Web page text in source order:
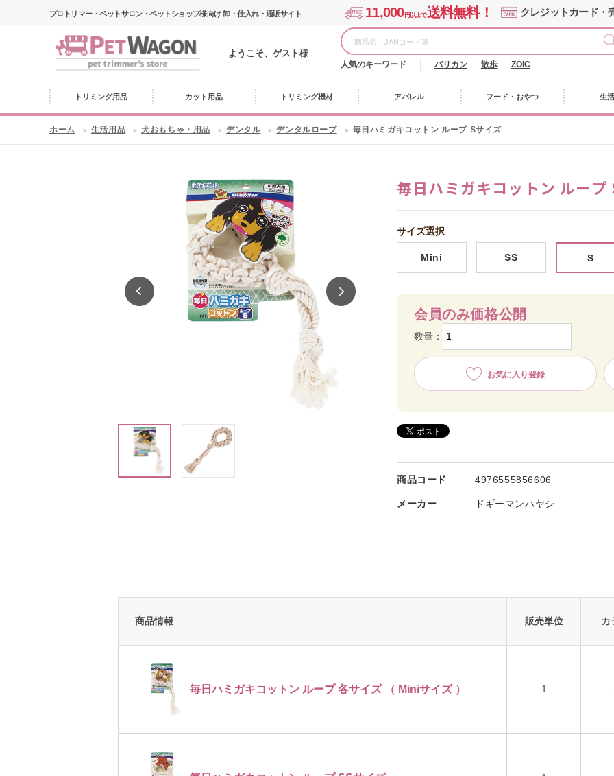
プロトリマー・ペットサロン・ペットショップ様向け 卸・仕入れ・通販サイト 11,000円以上で送料無料！ クレジットカード・
ようこそ、ゲスト様
人気のキーワード バリカン 散歩 ZOIC
トリミング用品 カット用品 トリミング機材 アパレル フード・おやつ 生
ホーム 生活用品 犬おもちゃ・用品 デンタル デンタルロープ 毎日ハミガキコットン ループ Sサイズ
毎日ハミガキコットン ループ
商品コード 4976555856606
メーカー ドギーマンハヤシ
サイズ選択
Mini SS S
会員のみ価格公開
数量：
お気に入り登録
商品情報 販売単位 カ
毎日ハミガキコットン ループ 各サイズ （ Miniサイズ ） 1